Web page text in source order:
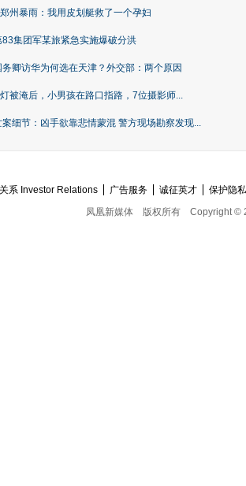
州暴雨：我用皮划艇救了一个孕妇
集团军某旅紧急实施爆破分洪
卿访华为何选在天津？外交部：两个原因
被淹后，小男孩在路口指路，7位摄影师...
细节：凶手欲靠悲情蒙混 警方现场勘察发现...
系 Investor Relations 广告服务 诚征英才
保护隐
凤凰新媒体
版权所有 Copyright ©